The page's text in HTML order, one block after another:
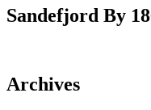
Sandefjord By
Archives